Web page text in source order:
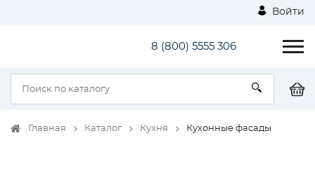
Войти
8 (800) 5555 306
Главная Каталог Кухня Кухонные фасады